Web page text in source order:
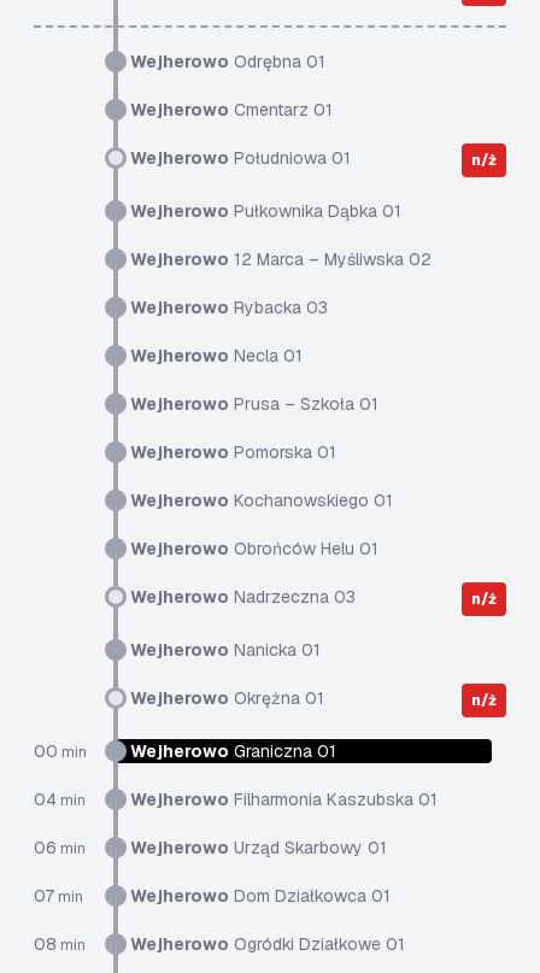
Wejherowo Odrębna 01
Wejherowo Cmentarz 01
Wejherowo Południowa 01 n/ż
Wejherowo Pułkownika Dąbka 01
Wejherowo 12 Marca – Myśliwska 02
Wejherowo Rybacka 03
Wejherowo Necla 01
Wejherowo Prusa – Szkoła 01
Wejherowo Pomorska 01
Wejherowo Kochanowskiego 01
Wejherowo Obrońców Helu 01
Wejherowo Nadrzeczna 03 n/ż
Wejherowo Nanicka 01
Wejherowo Okrężna 01 n/ż
00 min Wejherowo Graniczna 01
04 min Wejherowo Filharmonia Kaszubska 01
06 min Wejherowo Urząd Skarbowy 01
07 min Wejherowo Dom Działkowca 01
08 min Wejherowo Ogródki Działkowe 01